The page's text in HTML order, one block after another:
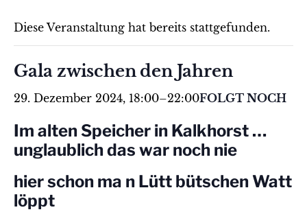
Diese Veranstaltung hat bereits stattgefunden.
Gala zwischen den Jahren
29. Dezember 2024, 18:00–22:00FOLGT NOCH
Im alten Speicher in Kalkhorst …
unglaublich das war noch nie
hier schon ma n Lütt bütschen Watt
löppt